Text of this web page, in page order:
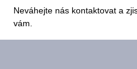
Neváhejte nás kontaktovat a
vám.